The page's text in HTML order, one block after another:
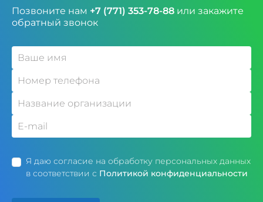
Позвоните нам +7 (771) 353-78-88 или закажите
обратный звонок
Я даю согласие на обработку персональных данных
в соответствии с Политикой конфиденциальности